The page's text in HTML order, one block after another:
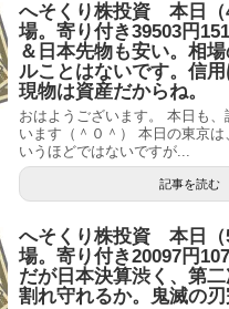
へそくり株投資 本日（
場。寄り付き39503円
＆日本先物も安い。相
ルことはないです。信用
現物は資産だからね。
おはようございます。 本日も
います（＾０＾） 本日の東京は
いうほどではないですが...
記事を読む
へそくり株投資 本日（
場。寄り付き20097円
だが日本決算渋く、第
割れ守れるか。鬼滅の刃